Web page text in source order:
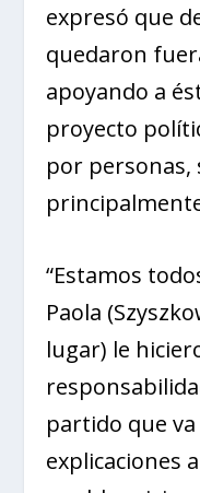
expresó que
quedaron
apoyando a
proyecto
por personas,
“Estamos
Paola
lugar) le
partido que
explicaciones